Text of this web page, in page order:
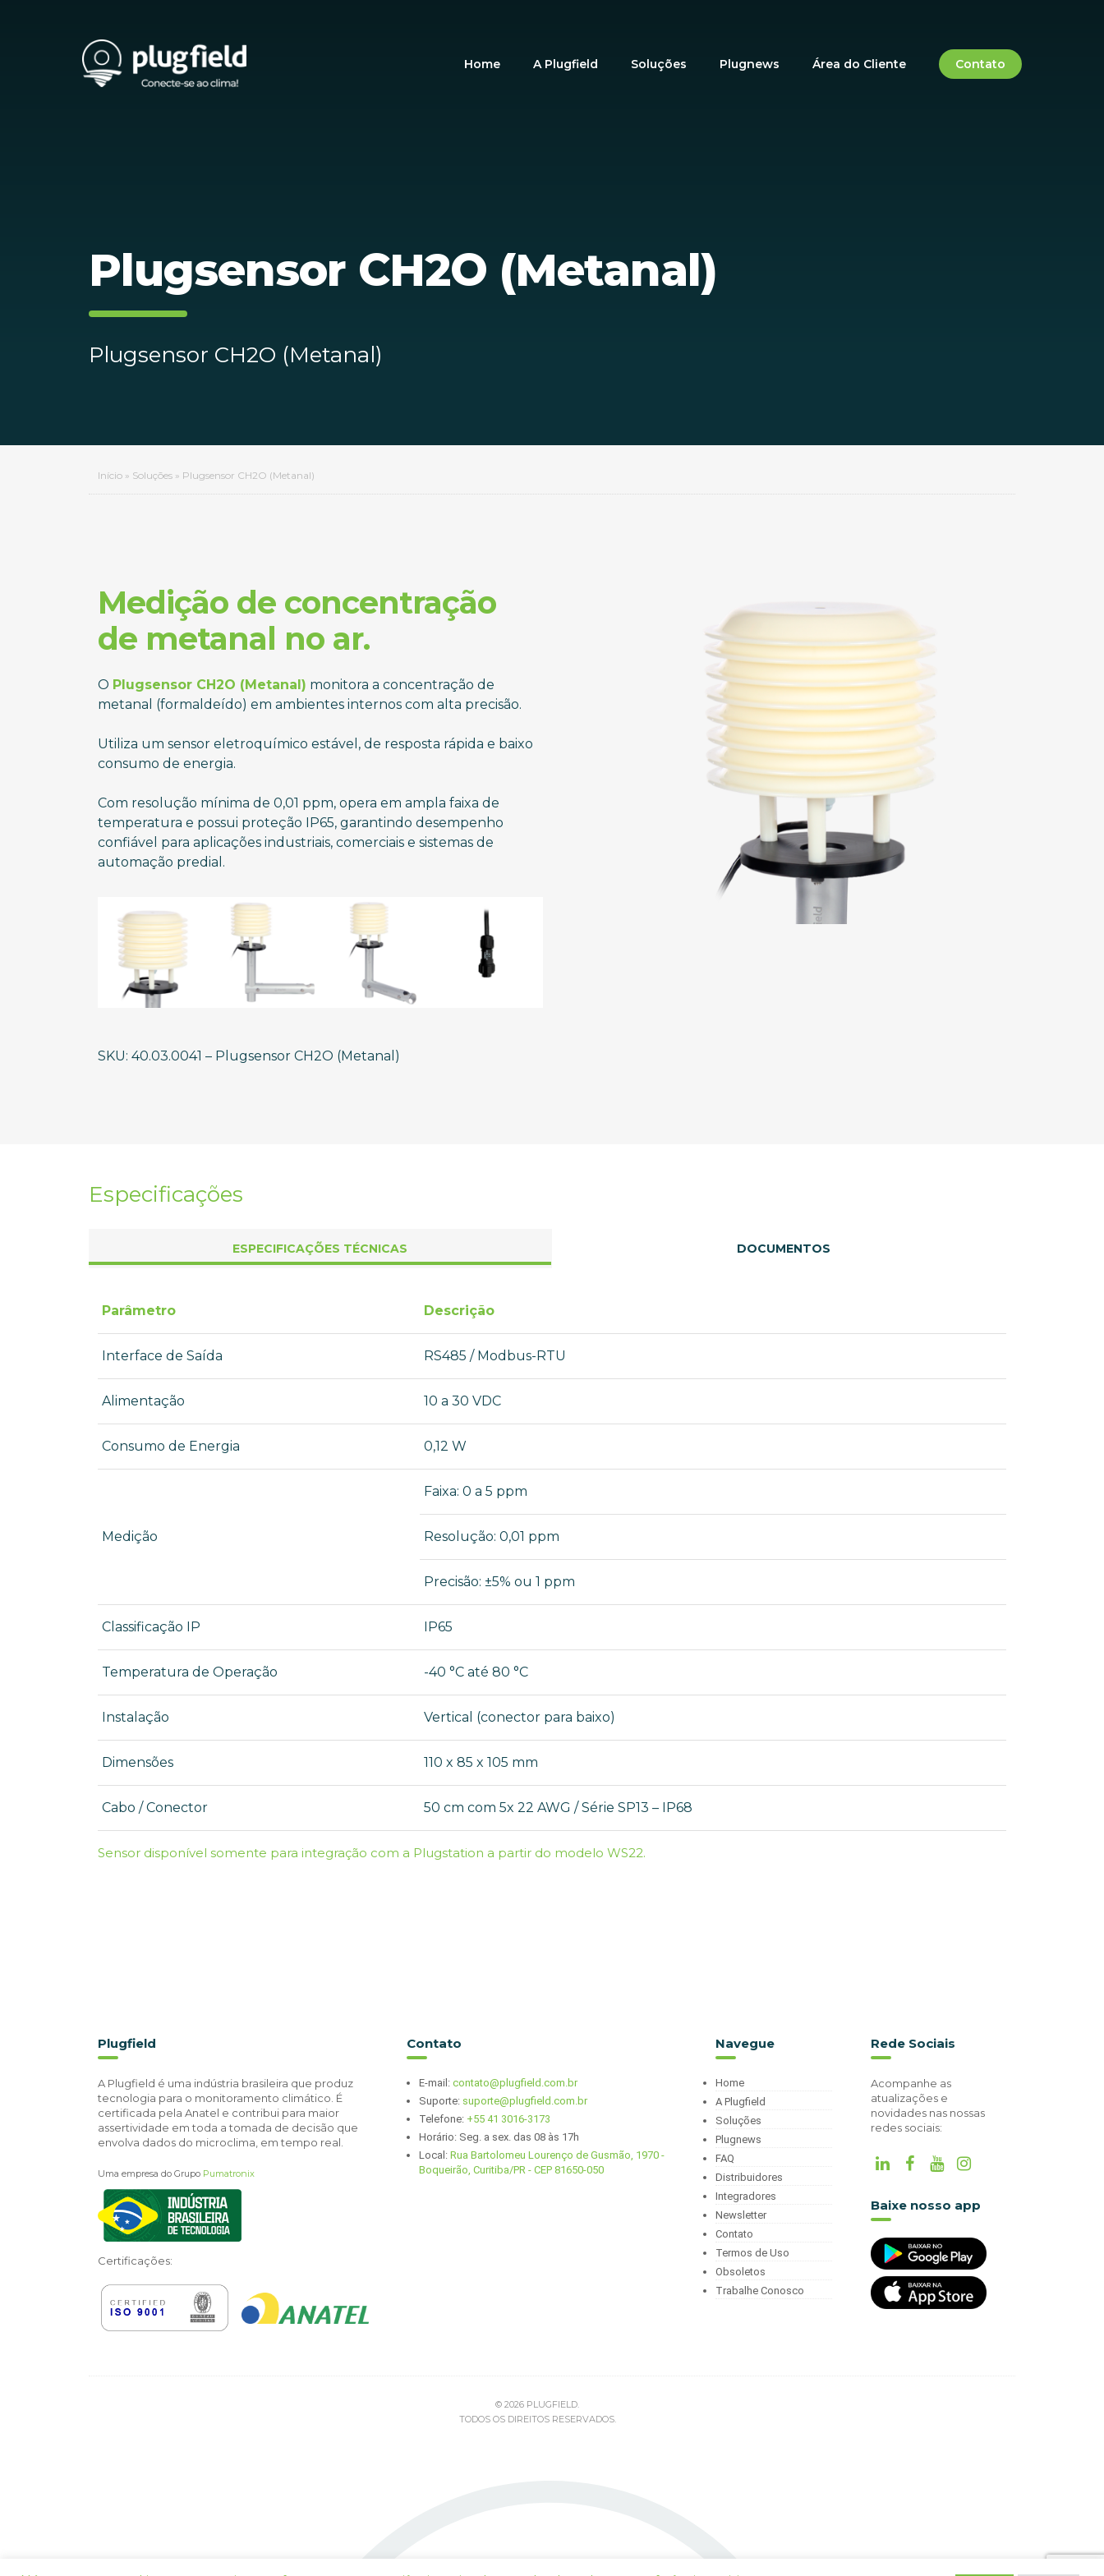
Contato
Home A Plugfield Soluções Plugnews Área do Cliente
Plugsensor CH2O (Metanal)
Plugsensor CH2O (Metanal)
Início» Soluções» Plugsensor CH2O (Metanal)
Medição de concentração
de metanal no ar.
O Plugsensor CH2O (Metanal) monitora a concentração de
metanal (formaldeído) em ambientes internos com alta precisão.
Utiliza um sensor eletroquímico estável, de resposta rápida e baixo
consumo de energia.
Com resolução mínima de 0,01 ppm, opera em ampla faixa de
temperatura e possui proteção IP65, garantindo desempenho
confiável para aplicações industriais, comerciais e sistemas de
automação predial.
SKU: 40.03.0041 – Plugsensor CH2O (Metanal)
Especificações
ESPECIFICAÇÕES TÉCNICAS DOCUMENTOS
Parâmetro Descrição
Interface de Saída RS485 / Modbus-RTU
Alimentação 10 a 30 VDC
Consumo de Energia 0,12 W
Medição
Faixa: 0 a 5 ppm
Resolução: 0,01 ppm
Precisão: ±5% ou 1 ppm
Classificação IP IP65
Temperatura de Operação -40 °C até 80 °C
Instalação Vertical (conector para baixo)
Dimensões 110 x 85 x 105 mm
Cabo / Conector 50 cm com 5x 22 AWG / Série SP13 – IP68
Sensor disponível somente para integração com a Plugstation a partir do modelo WS22.
Plugfield
A Plugfield é uma indústria brasileira que produz
tecnologia para o monitoramento climático. É
certificada pela Anatel e contribui para maior
assertividade em toda a tomada de decisão que
envolva dados do microclima, em tempo real.
Uma empresa do Grupo Pumatronix
Certificações:
Contato
E-mail:contato@plugfield.com.br
Suporte: suporte@plugfield.com.br
Telefone: +55 41 3016-3173
Horário: Seg. a sex. das 08 às 17h
Local:Rua Bartolomeu Lourenço de Gusmão, 1970 -
Boqueirão, Curitiba/PR - CEP 81650-050
Navegue
Home
A Plugfield
Soluções
Plugnews
FAQ
Distribuidores
Integradores
Newsletter
Contato
Termos de Uso
Obsoletos
Trabalhe Conosco
Rede Sociais
Acompanhe as
atualizações e
novidades nas nossas
redes sociais:
Baixe nosso app
©2026 PLUGFIELD.
TODOS OS DIREITOS RESERVADOS.